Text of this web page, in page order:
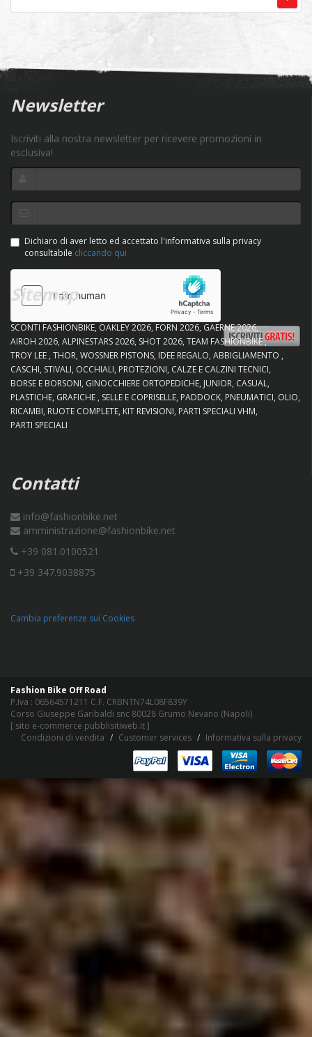
Newsletter
Iscriviti alla nostra newsletter per ricevere promozioni in
esclusiva!
Dichiaro di aver letto ed accettato l'informativa sulla privacy
consultabile cliccando qui
Sitemap
SCONTI FASHIONBIKE OAKLEY 2026 FORN 2026 GAERNE 2026
AIROH 2026 ALPINESTARS 2026 SHOT 2026 TEAM FASHIONBIKE
TROY LEE THOR WOSSNER PISTONS IDEE REGALO ABBIGLIAMENTO
CASCHI STIVALI OCCHIALI PROTEZIONI CALZE E CALZINI TECNICI
BORSE E BORSONI GINOCCHIERE ORTOPEDICHE JUNIOR CASUAL
PLASTICHE GRAFICHE SELLE E COPRISELLE PADDOCK PNEUMATICI OLIO
RICAMBI RUOTE COMPLETE KIT REVISIONI PARTI SPECIALI VHM
PARTI SPECIALI
Contatti
info@fashionbike.net
amministrazione@fashionbike.net
+39 081.0100521
+39 347.9038875
Cambia preferenze sui Cookies
Fashion Bike Off Road
P.Iva : 06564571211 C.F. CRBNTN74L08F839Y
Corso Giuseppe Garibaldi snc 80028 Grumo Nevano (Napoli)
[ sito e-commerce pubblisitiweb.it]
Condizioni di vendita
Customer services Informativa sulla privacy